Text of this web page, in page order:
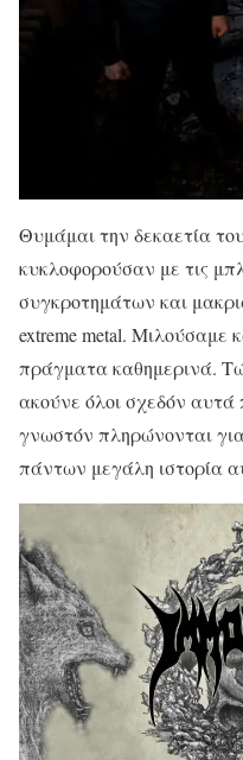
Θυμάμαι την δεκαετία
κυκλοφορούσαν με τις
συγκροτημάτων και
extreme metal. Μιλούσαμε
πράγματα καθημερινά.
ακούνε όλοι σχεδόν αυτά
γνωστόν πληρώνονται
πάντων μεγάλη ιστορία